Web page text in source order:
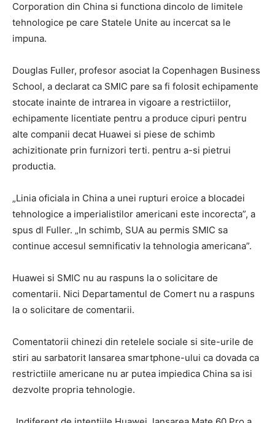
Corporation din China si functiona dincolo de limitele
tehnologice pe care Statele Unite au incercat sa le
impuna.
Douglas Fuller, profesor asociat la Copenhagen Business
School, a declarat ca SMIC pare sa fi folosit echipamente
stocate inainte de intrarea in vigoare a restrictiilor,
echipamente licentiate pentru a produce cipuri pentru
alte companii decat Huawei si piese de schimb
achizitionate prin furnizori terti. pentru a-si pietrui
productia.
„Linia oficiala in China a unei rupturi eroice a blocadei
tehnologice a imperialistilor americani este incorecta”, a
spus dl Fuller. „In schimb, SUA au permis SMIC sa
continue accesul semnificativ la tehnologia americana”.
Huawei si SMIC nu au raspuns la o solicitare de
comentarii. Nici Departamentul de Comert nu a raspuns
la o solicitare de comentarii.
Comentatorii chinezi din retelele sociale si site-urile de
stiri au sarbatorit lansarea smartphone-ului ca dovada ca
restrictiile americane nu ar putea impiedica China sa isi
dezvolte propria tehnologie.